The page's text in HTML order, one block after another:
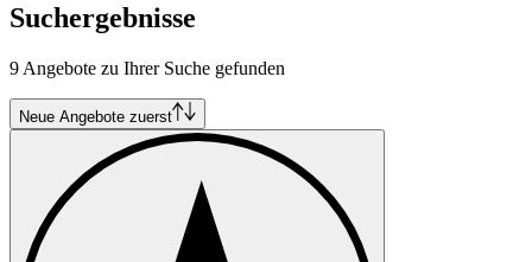
Suchergebnisse
9 Angebote zu Ihrer Suche gefunden
Neue Angebote zuerst